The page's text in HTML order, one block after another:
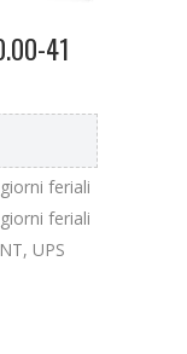
41
feriali
feriali
UPS